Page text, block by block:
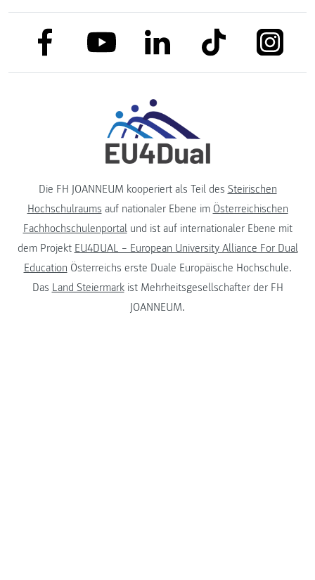
link to facebooklink to youtubelink to linkedinlink to tiktok
Die FH JOANNEUM kooperiert als Teil des Steirischen
Hochschulraums auf nationaler Ebene im Österreichischen
Fachhochschulenportalund ist auf internationaler Ebene mit
dem Projekt EU4DUAL – European University Alliance For Dual
Education Österreichs erste Duale Europäische Hochschule.
Das Land Steiermarkist Mehrheitsgesellschafter der FH
JOANNEUM.